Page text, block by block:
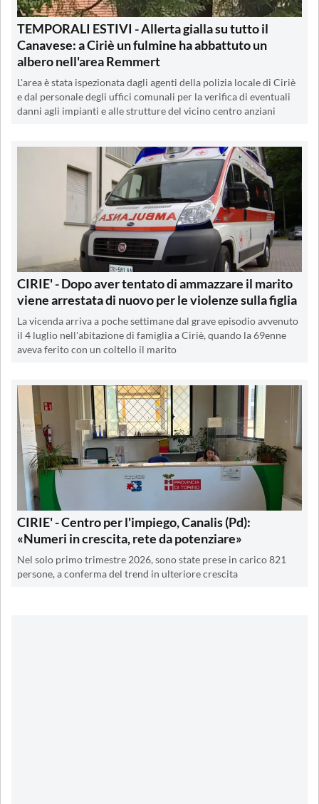
TEMPORALI ESTIVI - Allerta gialla su tutto il
Canavese: a Ciriè un fulmine ha abbattuto un
albero nell'area Remmert
L'area è stata ispezionata dagli agenti della polizia locale di Ciriè
e dal personale degli uffici comunali per la verifica di eventuali
danni agli impianti e alle strutture del vicino centro anziani
CIRIE' - Dopo aver tentato di ammazzare il marito
viene arrestata di nuovo per le violenze sulla figlia
La vicenda arriva a poche settimane dal grave episodio avvenuto
il 4 luglio nell'abitazione di famiglia a Ciriè, quando la 69enne
aveva ferito con un coltello il marito
CIRIE' - Centro per l'impiego, Canalis (Pd):
«Numeri in crescita, rete da potenziare»
Nel solo primo trimestre 2026, sono state prese in carico 821
persone, a conferma del trend in ulteriore crescita